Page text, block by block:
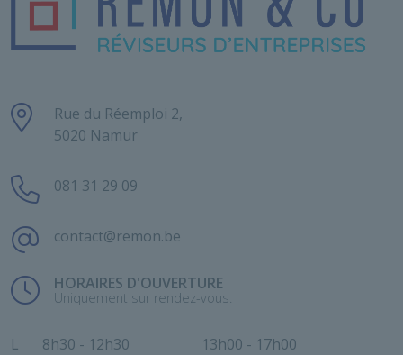
Rue du Réemploi 2,
5020 Namur
081 31 29 09
contact@remon.be
HORAIRES D'OUVERTURE
Uniquement sur rendez-vous.
L
8h30 - 12h30
13h00 - 17h00